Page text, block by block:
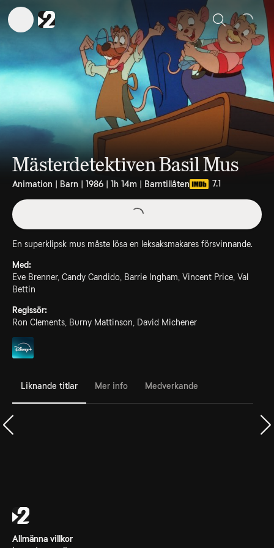
Sök
Mästerdetektiven Basil Mus
Animation | Barn | 1986 | 1h 14m | Barntillåten 7.1
En superklipsk mus måste lösa en leksaksmakares försvinnande.
Med:
Eve Brenner, Candy Candido, Barrie Ingham, Vincent Price, Val
Bettin
Regissör:
Ron Clements, Burny Mattinson, David Michener
Liknande titlar Mer info Medverkande
Allmänna villkor